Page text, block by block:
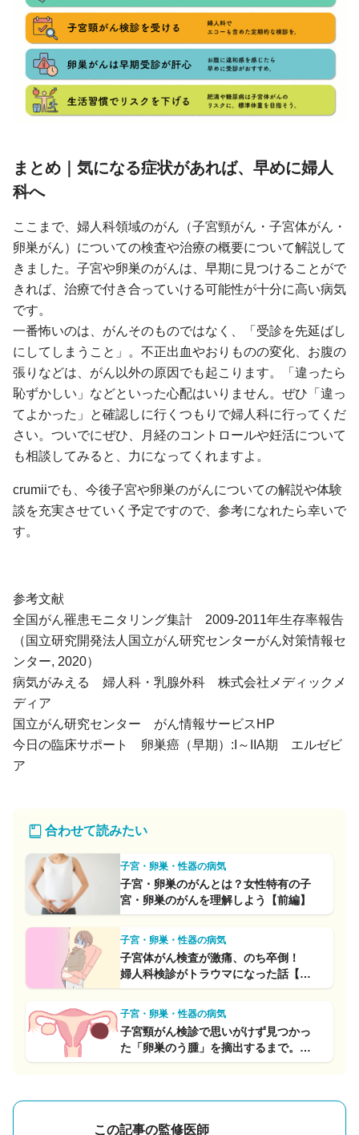
まとめ｜気になる症状があれば、早めに婦人
科へ
ここまで、婦人科領域のがん（子宮頸がん・子宮体がん・
卵巣がん）についての検査や治療の概要について解説して
きました。子宮や卵巣のがんは、早期に見つけることがで
きれば、治療で付き合っていける可能性が十分に高い病気
です。
一番怖いのは、がんそのものではなく、「受診を先延ばし
にしてしまうこと」。不正出血やおりものの変化、お腹の
張りなどは、がん以外の原因でも起こります。「違ったら
恥ずかしい」などといった心配はいりません。ぜひ「違っ
てよかった」と確認しに行くつもりで婦人科に行ってくだ
さい。ついでにぜひ、月経のコントロールや妊活について
も相談してみると、力になってくれますよ。
crumiiでも、今後子宮や卵巣のがんについての解説や体験
談を充実させていく予定ですので、参考になれたら幸いで
す。
参考文献
全国がん罹患モニタリング集計 2009-2011年生存率報告
（国立研究開発法人国立がん研究センターがん対策情報セ
ンター, 2020）
病気がみえる 婦人科・乳腺外科 株式会社メディックメ
ディア
国立がん研究センター がん情報サービスHP
今日の臨床サポート 卵巣癌（早期）:I～IIA期 エルゼビ
ア
合わせて読みたい
子宮・卵巣・性器の病気
子宮・卵巣のがんとは？女性特有の子
宮・卵巣のがんを理解しよう【前編】
子宮・卵巣・性器の病気
子宮体がん検査が激痛、のち卒倒！
婦人科検診がトラウマになった話【体
験談】
子宮・卵巣・性器の病気
子宮頸がん検診で思いがけず見つかっ
た「卵巣のう腫」を摘出するまで。手
術そのものよりつらかったことは？
この記事の監修医師